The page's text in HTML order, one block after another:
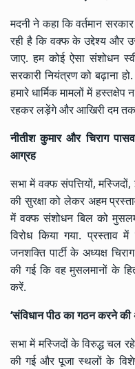
मदनी ने कहा कि वर्तमान
रही है कि वक्फ के उद्देश्य और
जाए. हम कोई ऐसा संशोधन
सरकारी नियंत्रण को बढ़ाना
हमारे धार्मिक मामलों में
रहकर लड़ेंगे और आखिरी दम
नीतीश कुमार और चिराग
आग्रह
सभा में वक्फ संपत्तियों,
की सुरक्षा को लेकर अहम
में वक्फ संशोधन बिल को
विरोध किया गया. प्रस्ताव
जनशक्ति पार्टी के अध्यक्ष
की गई कि वह मुसलमानों के
करें.
‘संविधान पीठ का गठन करने की
सभा में मस्जिदों के विरुद्ध चल
की गई और पूजा स्थलों के